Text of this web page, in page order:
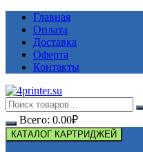
Перейти
содержимому
Главная
Оплата
Доставка
Оферта
Контакты
Всего: 0.00₽
КАТАЛОГ КАРТРИДЖЕЙ